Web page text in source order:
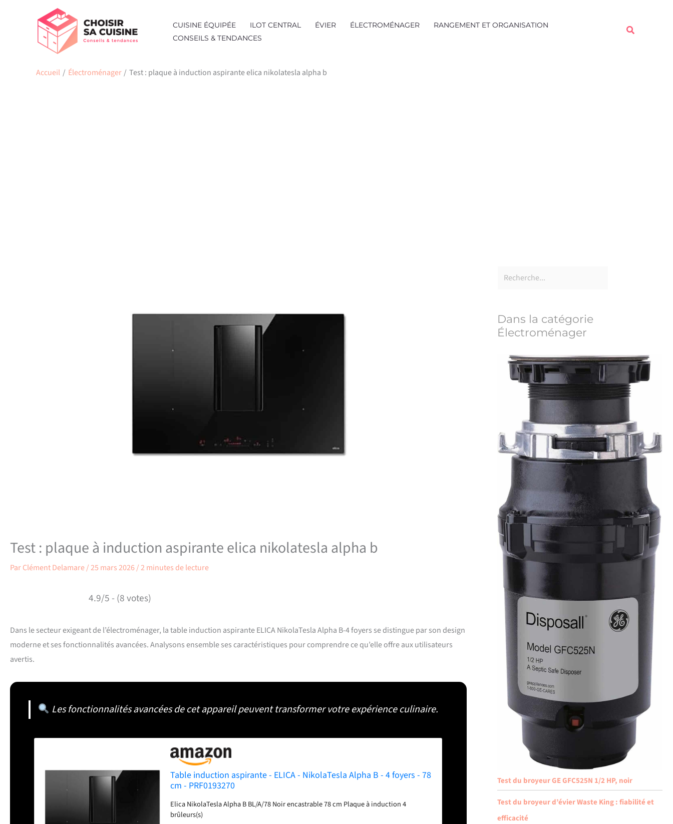
CUISINE ÉQUIPÉE ILOT CENTRAL ÉVIER ÉLECTROMÉNAGER
RANGEMENT ET ORGANISATION
CONSEILS & TENDANCES
Rechercher
Accueil Électroménager Test : plaque à induction aspirante elica nikolatesla alpha b
Test : plaque à induction aspirante elica nikolatesla alpha b
ParClément Delamare/25 mars 2026/2 minutes de lecture
4.9/5 - (8 votes)
Dans le secteur exigeant de l’électroménager, la table induction aspirante ELICA NikolaTesla Alpha B-4 foyers se distingue par son design
moderne et ses fonctionnalités avancées. Analysons ensemble ses caractéristiques pour comprendre ce qu’elle offre aux utilisateurs
avertis.
Les fonctionnalités avancées de cet appareil peuvent transformer votre expérience culinaire.
Table induction aspirante - ELICA - NikolaTesla Alpha B - 4 foyers - 78
cm - PRF0193270
Elica NikolaTesla Alpha B BL/A/78 Noir encastrable 78 cm Plaque à induction 4
brûleurs(s)
Dans la catégorie
Électroménager
Test du broyeur GE GFC525N 1/2 HP, noir
Test du broyeur d’évier Waste King : fiabilité et
efficacité